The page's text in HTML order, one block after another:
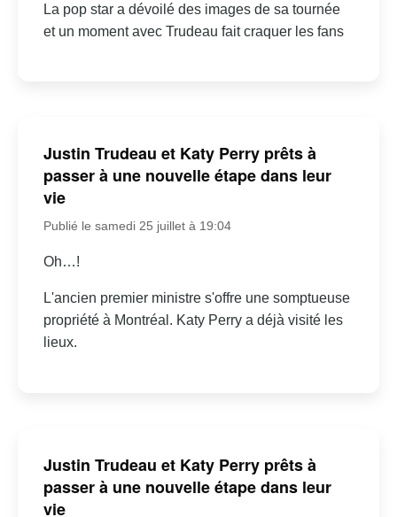
La pop star a dévoilé des images de sa tournée
et un moment avec Trudeau fait craquer les fans
Justin Trudeau et Katy Perry prêts à
passer à une nouvelle étape dans leur
vie
Publié le samedi 25 juillet à 19:04
Oh…!
L'ancien premier ministre s'offre une somptueuse
propriété à Montréal. Katy Perry a déjà visité les
lieux.
Justin Trudeau et Katy Perry prêts à
passer à une nouvelle étape dans leur
vie